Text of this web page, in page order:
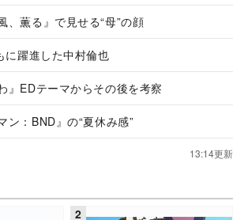
、薫る』で見せる“母”の顔
に躍進した中村倫也
』EDテーマからその後を考察
ン：BND』の“夏休み感”
13:14更新